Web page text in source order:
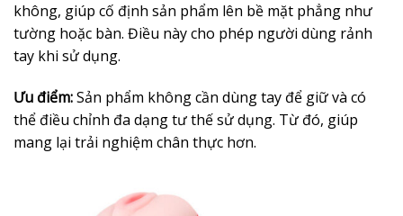
không, giúp cố định sản phẩm lên bề mặt phẳng như
tường hoặc bàn. Điều này cho phép người dùng rảnh
tay khi sử dụng.
Ưu điểm:Sản phẩm không cần dùng tay để giữ và có
thể điều chỉnh đa dạng tư thế sử dụng. Từ đó, giúp
mang lại trải nghiệm chân thực hơn.